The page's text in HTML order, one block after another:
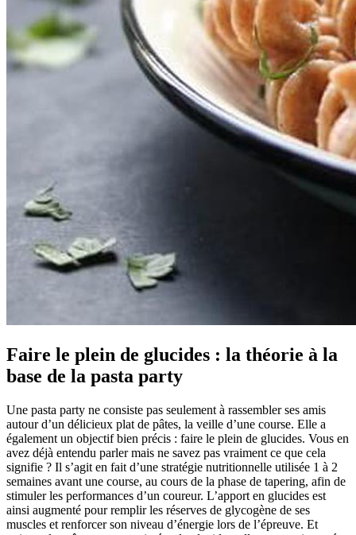
Faire le plein de glucides : la théorie à la
base de la pasta party
Une pasta party ne consiste pas seulement à rassembler ses amis
autour d’un délicieux plat de pâtes, la veille d’une course. Elle a
également un objectif bien précis : faire le plein de glucides. Vous en
avez déjà entendu parler mais ne savez pas vraiment ce que cela
signifie ? Il s’agit en fait d’une stratégie nutritionnelle utilisée 1 à 2
semaines avant une course, au cours de la phase de tapering, afin de
stimuler les performances d’un coureur. L’apport en glucides est
ainsi augmenté pour remplir les réserves de glycogène de ses
muscles et renforcer son niveau d’énergie lors de l’épreuve. Et